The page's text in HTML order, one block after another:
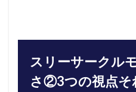
スリーサークル
さ②3つの視点そ